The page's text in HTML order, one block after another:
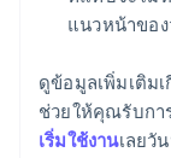
แนวหน้าของ
ดูข้อมูลเพิ่มเติม
ช่วยให้คุณรับกา
เริ่มใช้งานเลยวั
กรีซ
English
เขตบริหารพิ